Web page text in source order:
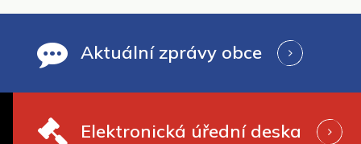
Aktuální zprávy obce
Elektronická úřední deska